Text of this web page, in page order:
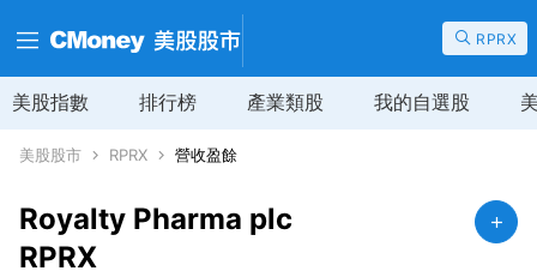
RPRX
美股指數 排行榜 產業類股 我的自選股
美股股市 RPRX 營收盈餘
Royalty Pharma plc
RPRX